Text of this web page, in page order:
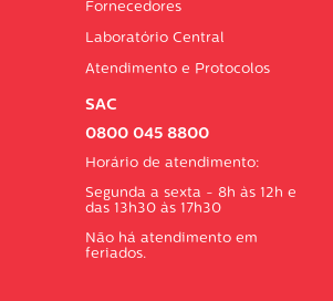
Fornecedores
Laboratório Central
Atendimento e Protocolos
SAC
0800 045 8800
Horário de atendimento:
Segunda a sexta - 8h às 12h e
das 13h30 às 17h30
Não há atendimento em
feriados.